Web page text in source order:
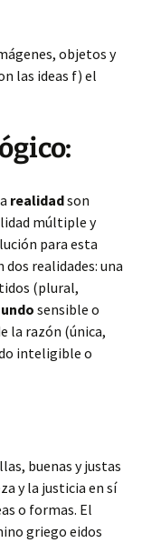
objetos y
las ideas f) el
realidadson
múltiple y
para esta
realidades: una
(plural,
sensible o
la razón (única,
inteligible o
buenas y justas
y la justicia en sí
o formas. El
griego eidos